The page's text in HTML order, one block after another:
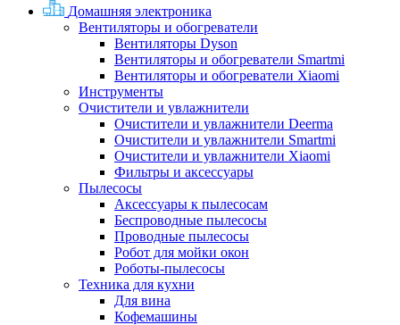
Домашняя электроника
Вентиляторы и обогреватели
Вентиляторы Dyson
Вентиляторы и обогреватели Smartmi
Вентиляторы и обогреватели Xiaomi
Инструменты
Очистители и увлажнители
Очистители и увлажнители Deerma
Очистители и увлажнители Smartmi
Очистители и увлажнители Xiaomi
Фильтры и аксессуары
Пылесосы
Аксессуары к пылесосам
Беспроводные пылесосы
Проводные пылесосы
Робот для мойки окон
Роботы-пылесосы
Техника для кухни
Для вина
Кофемашины